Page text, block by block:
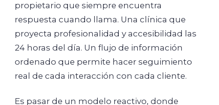
propietario que siempre encuentra
respuesta cuando llama. Una clínica que
proyecta profesionalidad y accesibilidad las
24 horas del día. Un flujo de información
ordenado que permite hacer seguimiento
real de cada interacción con cada cliente.
Es pasar de un modelo reactivo, donde